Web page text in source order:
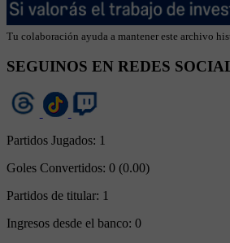
Tu colaboración ayuda a mantener este archivo
SEGUINOS EN REDES
Partidos Jugados: 1
Goles Convertidos: 0 (0.00)
Partidos de titular: 1
Ingresos desde el banco: 0